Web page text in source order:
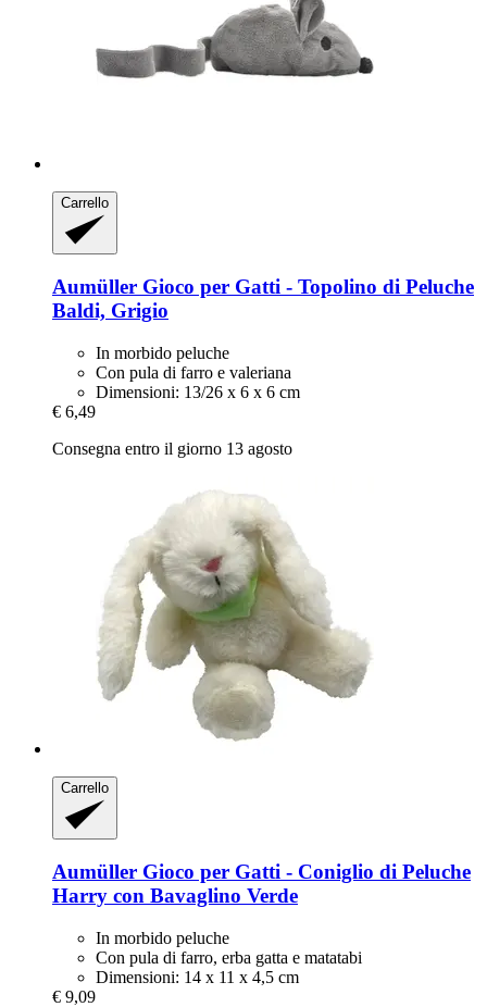
Carrello
Aumüller Gioco per Gatti -​ Topolino di Peluche
Baldi, Grigio
In morbido peluche
Con pula di farro e valeriana
Dimensioni: 13/26 x 6 x 6 cm
€ 6,49
Consegna entro il giorno 13 agosto
Carrello
Aumüller Gioco per Gatti -​ Coniglio di Peluche
Harry con Bavaglino Verde
In morbido peluche
Con pula di farro, erba gatta e matatabi
Dimensioni: 14 x 11 x 4,5 cm
€ 9,09